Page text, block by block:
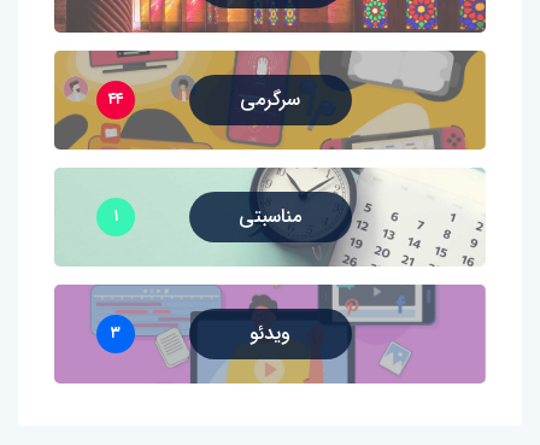
سرگرمی ۴۴
مناسبتی ۱
ویدئو ۳